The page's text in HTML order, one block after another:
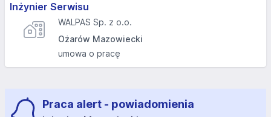
Inżynier Serwisu
WALPAS Sp. z o.o.
Ożarów Mazowiecki
umowa o pracę
Praca alert - powiadomienia